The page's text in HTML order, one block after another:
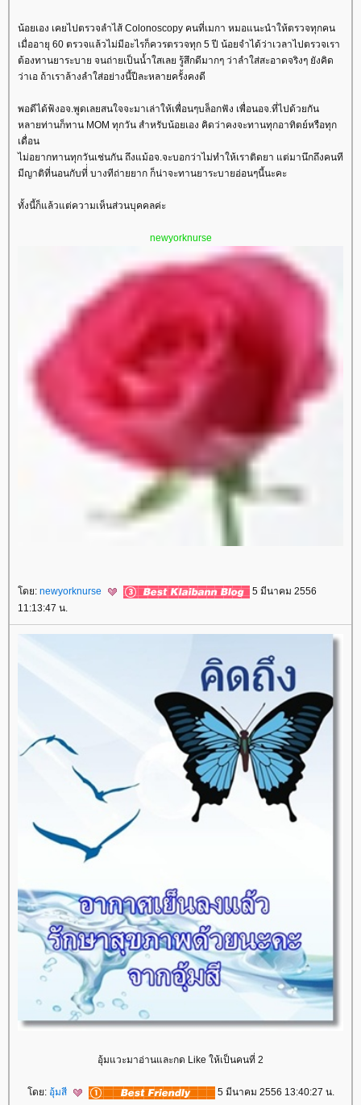
น้อยเอง เคยไปตรวจลำไส้ Colonoscopy คนที่เมกา หมอแนะนำให้ตรวจทุกคน
เมื่ออายุ 60 ตรวจแล้วไม่มีอะไรก็ควรตรวจทุก 5 ปี น้อยจำได้ว่าเวลาไปตรวจเรา
ต้องทานยาระบาย จนถ่ายเป็นน้ำใสเลย รู้สึกดีมากๆ ว่าลำใส่สะอาดจริงๆ ยังคิด
ว่าเอ ถ้าเราล้างลำใส่อย่างนี้ปีละหลายครั้งคงดี
พอดีได้ฟ้งอจ.พูดเลยสนใจจะมาเล่าให้เพื่อนๆบล็อกฟัง เพื่อนอจ.ที่ไปด้วยกัน
หลายท่านก็ทาน MOM ทุกวัน สำหรับน้อยเอง คิดว่าคงจะทานทุกอาทิตย์หรือทุก
เดื่อน
ไม่อยากทานทุกวันเช่นกัน ถึงแม้อจ.จะบอกว่าไม่ทำให้เราติดยา แต่มานึกถึงคนที
มีญาติที่นอนกับที่่ บางทีถ่ายยาก ก็น่าจะทานยาระบายอ่อนๆนี้นะคะ
ทั้งนี้ก็แล้วแต่ความเห็นส่วนบุคคลค่ะ
newyorknurse
ดย: newyorknurse
5 มีนาคม 2556
11:13:47 น.
อุ้มแวะมาอ่านและกด Like ให้เป็นคนที่ 2
ดย: อุ้มสี 5 มีนาคม 2556 13:40:27 น.